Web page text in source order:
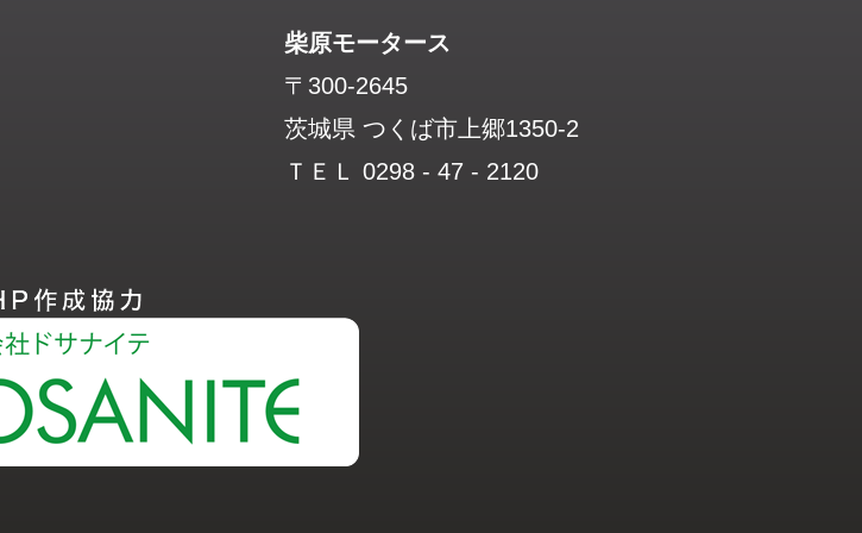
柴原モータース
〒300-2645
茨城県 つくば市上郷1350-2
ＴＥＬ 0298 - 47 - 2120